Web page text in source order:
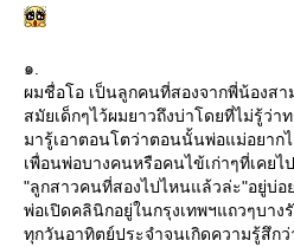
๑.
ผมชื่อโอ เป็นลูกคนที่สองจากพี่น้องส
สมัยเด็กๆไว้ผมยาวถึงบ่าโดยที่ไม่รู้ว่
มารู้เอาตอนโตว่าตอนนั้นพ่อแม่อยาก
เพื่อนพ่อบางคนหรือคนไข้เก่าๆที่เคย
"ลูกสาวคนที่สองไปไหนแล้วล่ะ"อยู่บ่อ
พ่อเปิดคลินิกอยู่ในกรุงเทพฯแถวๆบา
ทุกวันอาทิตย์ประจำจนเกิดความรู้สึก